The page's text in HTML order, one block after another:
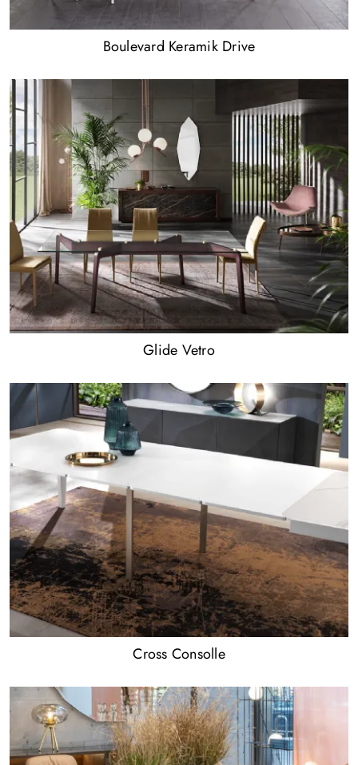
Boulevard Keramik Drive
Glide Vetro
Cross Consolle